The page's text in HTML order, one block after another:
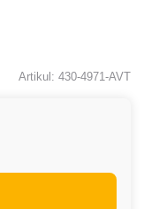
Artikul: 430-4971-AVT